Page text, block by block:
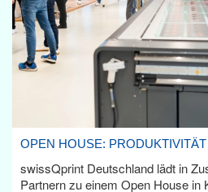
OPEN HOUSE:
swissQprint Deutschland lädt in
Partnern zu einem Open House in